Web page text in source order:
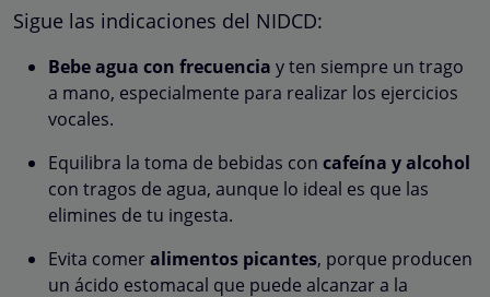
Sigue las indicaciones del NIDCD:
Bebe agua con frecuencia y ten siempre un trago
a mano, especialmente para realizar los ejercicios
vocales.
Equilibra la toma de bebidas con cafeína y alcohol
con tragos de agua, aunque lo ideal es que las
elimines de tu ingesta.
Evita comeralimentos picantes, porque producen
un ácido estomacal que puede alcanzar a la